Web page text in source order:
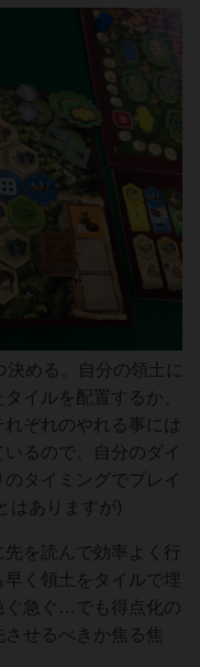
める。自分の領土に
イルを配置するか、
ぞれのやれる事には
るので、自分のダイ
タイミングでプレイ
はありますが)
を読んで効率よく行
早く領土をタイルで埋
ぐ急ぐ…でも得点化の
せるべきか焦る焦